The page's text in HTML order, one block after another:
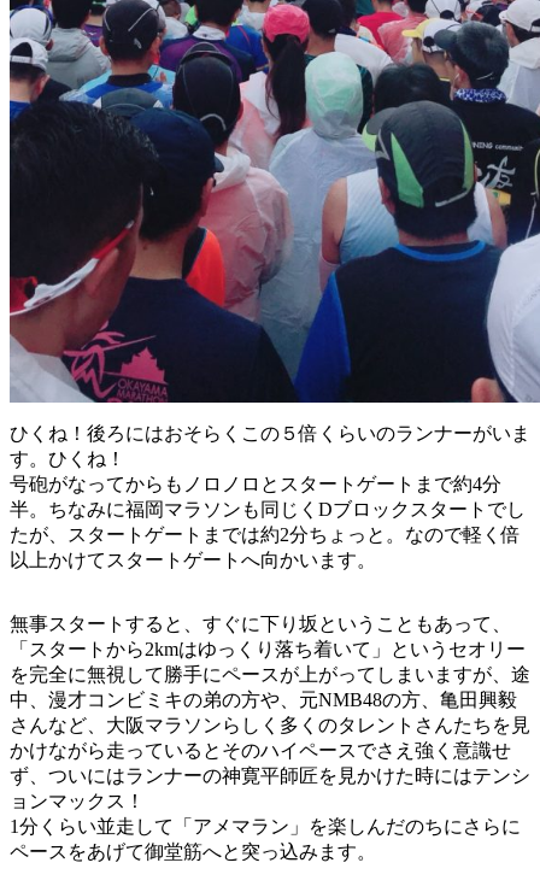
ひくね！後ろにはおそらくこの５倍くらいのランナーがいま
す。ひくね！
号砲がなってからもノロノロとスタートゲートまで約4分
半。ちなみに福岡マラソンも同じくDブロックスタートでし
たが、スタートゲートまでは約2分ちょっと。なので軽く倍
以上かけてスタートゲートへ向かいます。
無事スタートすると、すぐに下り坂ということもあって、
「スタートから2kmはゆっくり落ち着いて」というセオリー
を完全に無視して勝手にペースが上がってしまいますが、途
中、漫才コンビミキの弟の方や、元NMB48の方、亀田興毅
さんなど、大阪マラソンらしく多くのタレントさんたちを見
かけながら走っているとそのハイペースでさえ強く意識せ
ず、ついにはランナーの神寛平師匠を見かけた時にはテンシ
ョンマックス！
1分くらい並走して「アメマラン」を楽しんだのちにさらに
ペースをあげて御堂筋へと突っ込みます。